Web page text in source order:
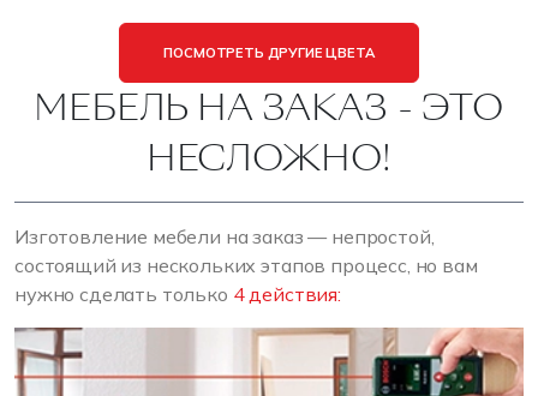
ПОСМОТРЕТЬ ДРУГИЕ ЦВЕТА
МЕБЕЛЬ НА ЗАКАЗ - ЭТО
НЕСЛОЖНО!
Изготовление мебели на заказ — непростой,
состоящий из нескольких этапов процесс, но вам
нужно сделать только 4 действия: